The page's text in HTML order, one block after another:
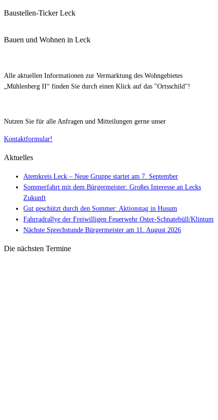
Baustellen-Ticker Leck
Bauen und Wohnen in Leck
Alle aktuellen Informationen zur Vermarktung des Wohngebietes
„Mühlenberg II“ finden Sie durch einen Klick auf das "Ortsschild"!
Nutzen Sie für alle Anfragen und Mitteilungen gerne unser
Kontaktformular!
Aktuelles
Atemkreis Leck – Neue Gruppe startet am 7. September
Sommerfahrt mit dem Bürgermeister: Großes Interesse an Lecks
Zukunft
Gut geschützt durch den Sommer: Aktionstag in Husum
Fahrradrallye der Freiwilligen Feuerwehr Oster-Schnatebüll/Klintum
Nächste Sprechstunde Bürgermeister am 11. August 2026
Die nächsten Termine